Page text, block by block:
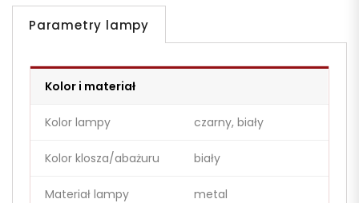
Parametry lampy
Kolor i materiał
Kolor lampy czarny, biały
Kolor klosza/abażuru biały
Materiał lampy metal